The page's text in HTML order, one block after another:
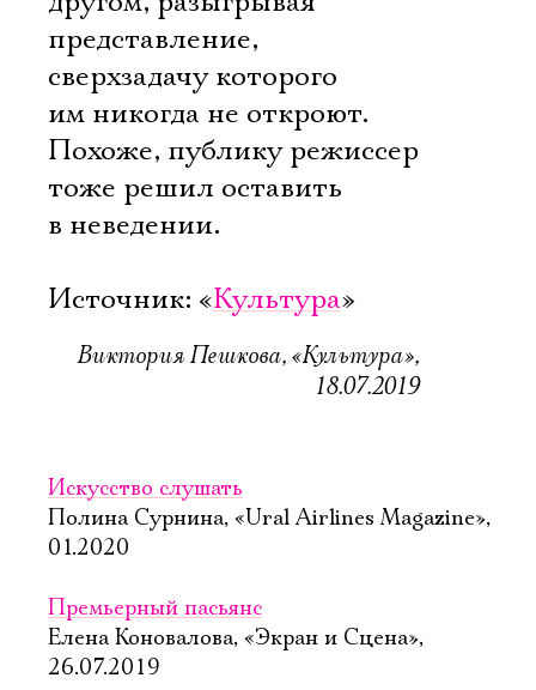
представление,
сверхзадачу которого
им никогда не откроют.
Похоже, публику режиссер
тоже решил оставить
в неведении.
Источник: «Культура»
Виктория Пешкова, «Культура»,
18.07.2019
Искусство слушать
Полина Сурнина, «Ural Airlines Magazine»,
01.2020
Премьерный пасьянс
Елена Коновалова, «Экран и Сцена»,
26.07.2019